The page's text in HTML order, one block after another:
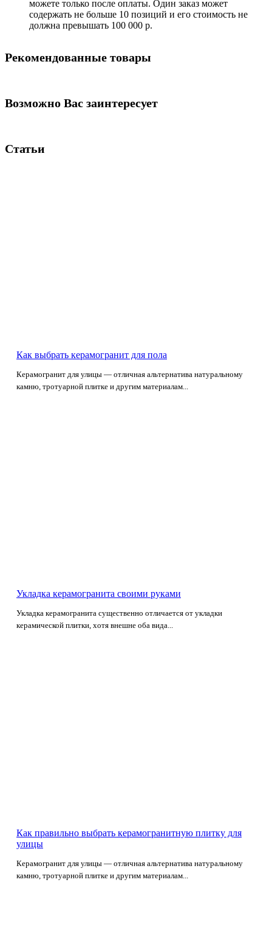
можете только после оплаты. Один заказ может
содержать не больше 10 позиций и его стоимость не
должна превышать 100 000 р.
Рекомендованные товары
Возможно Вас заинтересует
Статьи
Как выбрать керамогранит для пола
Керамогранит для улицы — отличная альтернатива натуральному
камню, тротуарной плитке и другим материалам...
Укладка керамогранита своими руками
Укладка керамогранита существенно отличается от укладки
керамической плитки, хотя внешне оба вида...
Как правильно выбрать керамогранитную плитку для
улицы
Керамогранит для улицы — отличная альтернатива натуральному
камню, тротуарной плитке и другим материалам...